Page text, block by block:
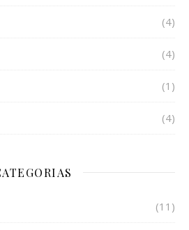
(4)
(4)
(1)
(4)
(11)